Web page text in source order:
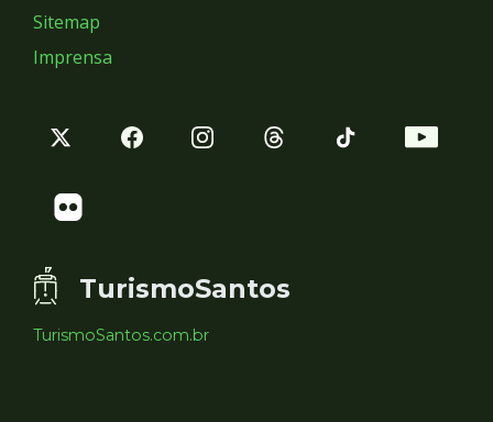
Sitemap
Imprensa
TurismoSantos
TurismoSantos.com.br